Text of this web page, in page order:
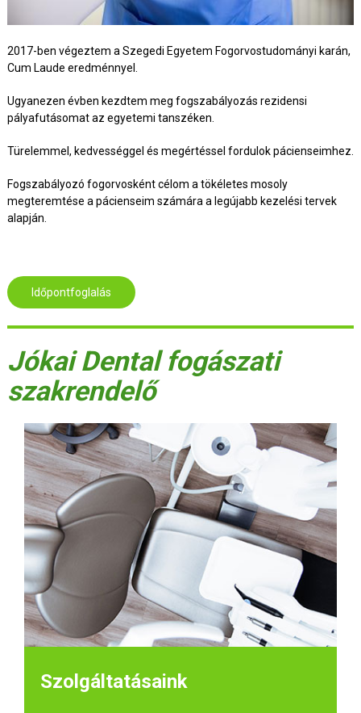
2017-ben végeztem a Szegedi Egyetem Fogorvostudományi karán,
Cum Laude eredménnyel.
Ugyanezen évben kezdtem meg fogszabályozás rezidensi
pályafutásomat az egyetemi tanszéken.
Türelemmel, kedvességgel és megértéssel fordulok pácienseimhez.
Fogszabályozó fogorvosként célom a tökéletes mosoly
megteremtése a pácienseim számára a legújabb kezelési tervek
alapján.
Időpontfoglalás
Jókai Dental fogászati
szakrendelő
Szolgáltatásaink